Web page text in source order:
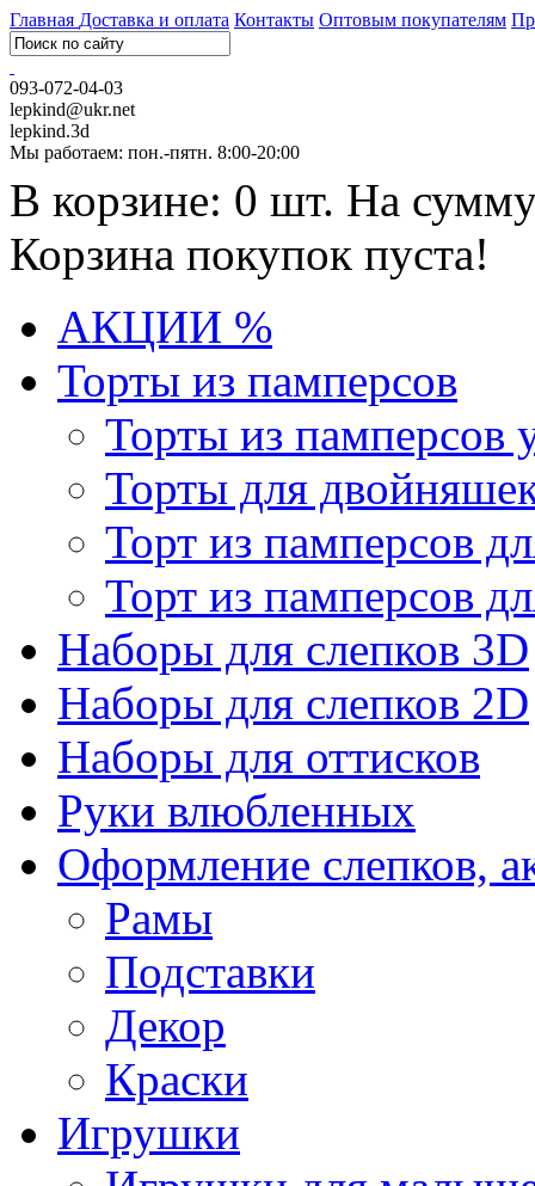
Главная Доставка и оплата Контакты Оптовым покупателям
093-072-04-03
lepkind@ukr.net
lepkind.3d
Мы работаем: пон.-пятн. 8:00-20:00
В корзине: 0 шт. На
Корзина покупок пуста!
АКЦИИ %
Торты из памперсов
Торты из памперсов
Торты для
Торт из памперсов
Торт из памперсов
Наборы для слепков 3D
Наборы для слепков 2D
Наборы для оттисков
Руки влюбленных
Оформление слепков,
Рамы
Подставки
Декор
Краски
Игрушки